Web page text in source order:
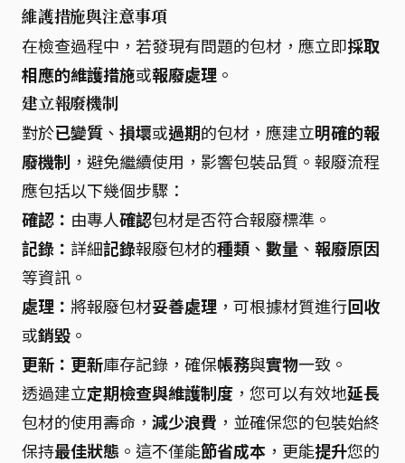
維護措施與注意事項
在檢查過程中，若發現有問題的包材，應立即採取
相應的維護措施或報廢處理 。
建立報廢機制
對於已變質 、 損壞或過期的包材，應建立明確的報
廢機制 ，避免繼續使用，影響包裝品質。報廢流程
應包括以下幾個步驟：
確認： 由專人確認包材是否符合報廢標準。
記錄： 詳細記錄報廢包材的種類 、 數量 、 報廢原因
等資訊。
處理： 將報廢包材妥善處理 ，可根據材質進行回收
或銷毀 。
更新： 更新庫存記錄，確保帳務與實物一致。
透過建立定期檢查與維護制度 ，您可以有效地延長
包材的使用壽命， 減少浪費 ，並確保您的包裝始終
保持最佳狀態 。這不僅能節省成本 ，更能提升您的